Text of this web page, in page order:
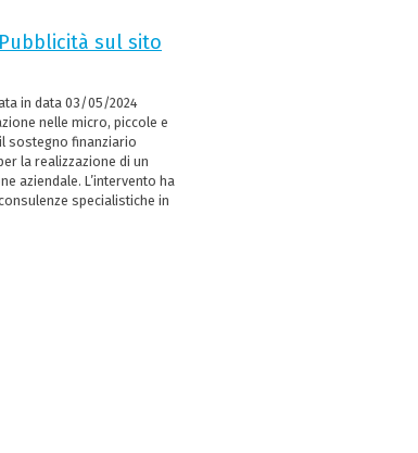
Pubblicità sul sito
in data 03/05/2024
nelle micro, piccole e
il sostegno finanziario
la realizzazione di un
aziendale. L’intervento ha
specialistiche in